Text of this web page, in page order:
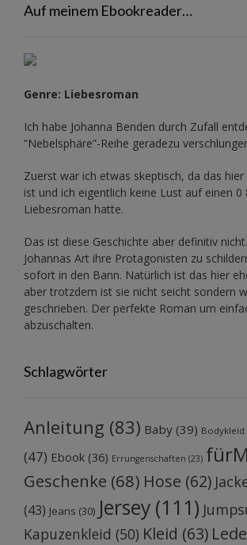
Auf meinem Ebookreader…
Genre: Liebesroman
Ich habe Johanna Benden durch Zufall
“Nebelsphäre”-Reihe geradezu
Zuerst war ich etwas skeptisch, da das
ist und ich eigentlich keine Lust auf einen 0
Liebesroman hatte.
Das ist diese Geschichte aber definitiv
Johannas Art ihre Protagonisten zu
sofort in den Bann. Natürlich ist das hier
aber trotzdem ist sie nicht seicht sondern
geschrieben. Der perfekte Roman um
abzuschalten.
Schlagwörter
Anleitung (83) Baby (39) Bodykleid
(47) Ebook (36) Errungenschaften (23)
Geschenke (68) Hose (62)
(43) Jeans (30) Jersey (111)
Kapuzenkleid (50) Kleid (63)